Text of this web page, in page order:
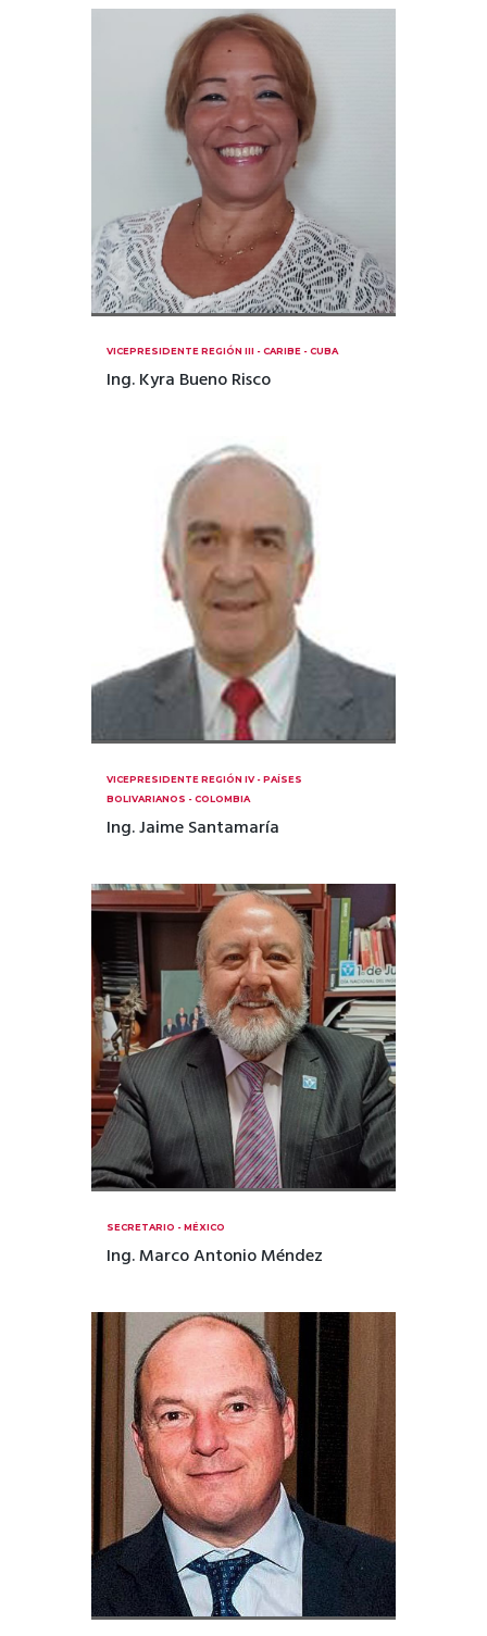
VICEPRESIDENTE REGIÓN III - CARIBE - CUBA
Ing. Kyra Bueno Risco
VICEPRESIDENTE REGIÓN IV - PAÍSES
BOLIVARIANOS - COLOMBIA
Ing. Jaime Santamaría
SECRETARIO - MÉXICO
Ing. Marco Antonio Méndez